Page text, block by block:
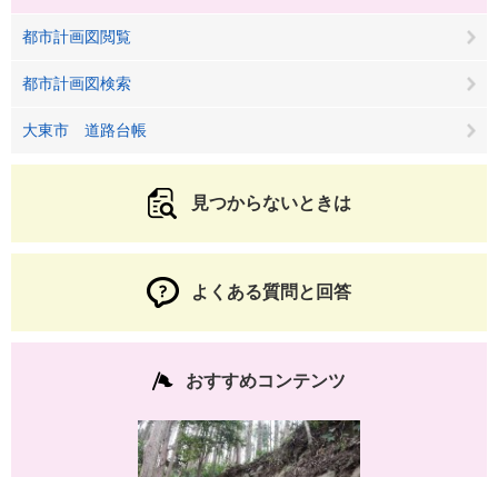
都市計画図閲覧
都市計画図検索
大東市 道路台帳
見つからないときは
よくある質問と回答
おすすめコンテンツ